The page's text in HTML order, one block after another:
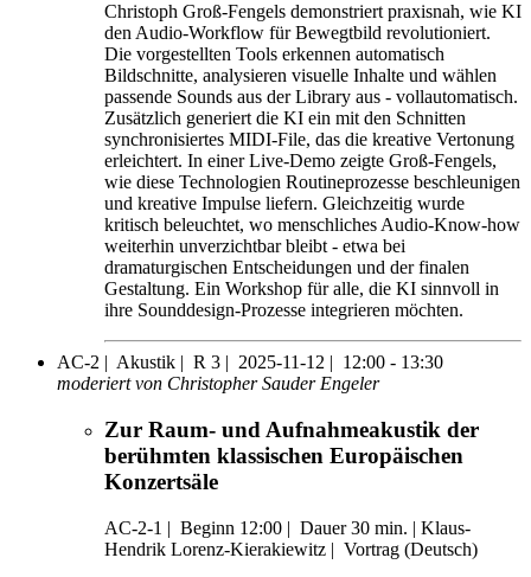
Christoph Groß-Fengels demonstriert praxisnah, wie KI
den Audio-Workflow für Bewegtbild revolutioniert.
Die vorgestellten Tools erkennen automatisch
Bildschnitte, analysieren visuelle Inhalte und wählen
passende Sounds aus der Library aus - vollautomatisch.
Zusätzlich generiert die KI ein mit den Schnitten
synchronisiertes MIDI-File, das die kreative Vertonung
erleichtert. In einer Live-Demo zeigte Groß-Fengels,
wie diese Technologien Routineprozesse beschleunigen
und kreative Impulse liefern. Gleichzeitig wurde
kritisch beleuchtet, wo menschliches Audio-Know-how
weiterhin unverzichtbar bleibt - etwa bei
dramaturgischen Entscheidungen und der finalen
Gestaltung. Ein Workshop für alle, die KI sinnvoll in
ihre Sounddesign-Prozesse integrieren möchten.
AC-2 | Akustik | R 3 | 2025-11-12 | 12:00 - 13:30
moderiert von Christopher Sauder Engeler
Zur Raum- und Aufnahmeakustik der
berühmten klassischen Europäischen
Konzertsäle
AC-2-1 | Beginn 12:00 | Dauer 30 min. | Klaus-
Hendrik Lorenz-Kierakiewitz | Vortrag (Deutsch)